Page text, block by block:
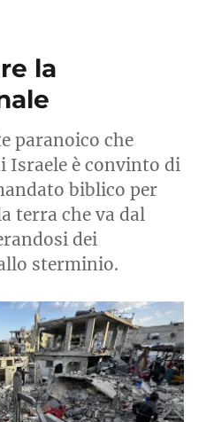
Sumud
la
paranoico che
Israele è convinto di
biblico per
terra che va dal
dei
sterminio.